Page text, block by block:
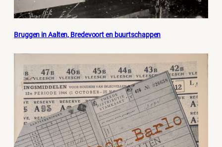
Bruggen in Aalten, Bredevoort en buurtschappen